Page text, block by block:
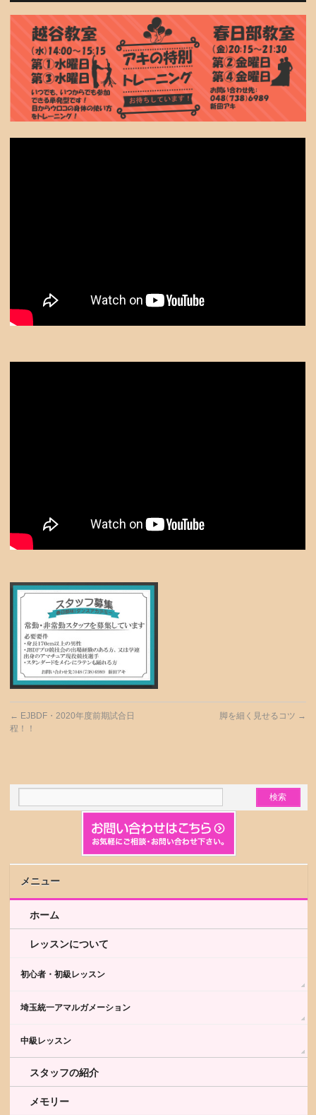
← EJBDF・2020年度前期試合日
程！！
脚を細く見せるコツ →
メニュー
ホーム
レッスンについて
初心者・初級レッスン
埼玉統一アマルガメーション
中級レッスン
スタッフの紹介
メモリー